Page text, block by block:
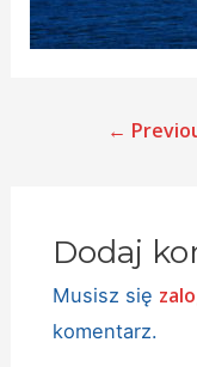
←
Dodaj
Musisz się
komentarz.